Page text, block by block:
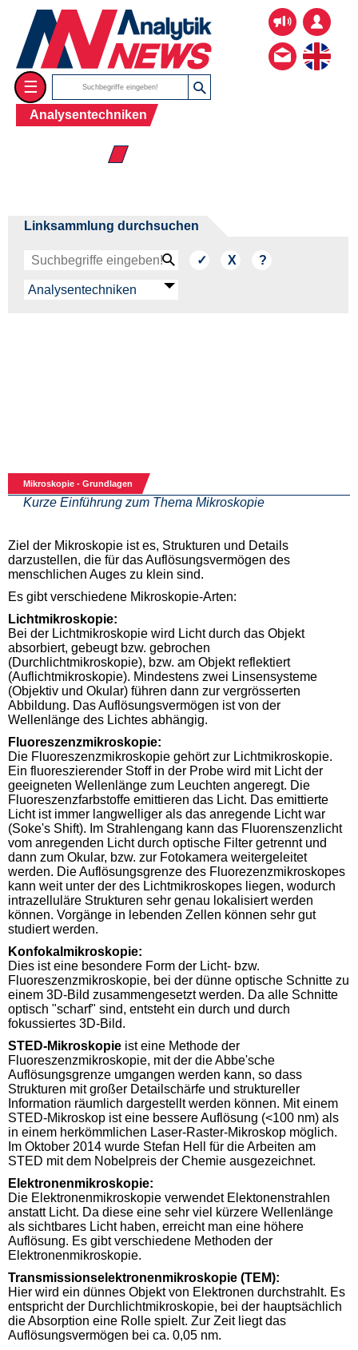
☰
Analysentechniken
☰ Mikroskopie
Linksammlung durchsuchen
Mikroskopie - Grundlagen
Kurze Einführung zum Thema Mikroskopie
Ziel der Mikroskopie ist es, Strukturen und Details
darzustellen, die für das Auflösungsvermögen des
menschlichen Auges zu klein sind.
Es gibt verschiedene Mikroskopie-Arten:
Lichtmikroskopie:
Bei der Lichtmikroskopie wird Licht durch das Objekt
absorbiert, gebeugt bzw. gebrochen
(Durchlichtmikroskopie), bzw. am Objekt reflektiert
(Auflichtmikroskopie). Mindestens zwei Linsensysteme
(Objektiv und Okular) führen dann zur vergrösserten
Abbildung. Das Auflösungsvermögen ist von der
Wellenlänge des Lichtes abhängig.
Fluoreszenzmikroskopie:
Die Fluoreszenzmikroskopie gehört zur Lichtmikroskopie.
Ein fluoreszierender Stoff in der Probe wird mit Licht der
geeigneten Wellenlänge zum Leuchten angeregt. Die
Fluoreszenzfarbstoffe emittieren das Licht. Das emittierte
Licht ist immer langwelliger als das anregende Licht war
(Soke's Shift). Im Strahlengang kann das Fluorenszenzlicht
vom anregenden Licht durch optische Filter getrennt und
dann zum Okular, bzw. zur Fotokamera weitergeleitet
werden. Die Auflösungsgrenze des Fluorezenzmikroskopes
kann weit unter der des Lichtmikroskopes liegen, wodurch
intrazelluläre Strukturen sehr genau lokalisiert werden
können. Vorgänge in lebenden Zellen können sehr gut
studiert werden.
Konfokalmikroskopie:
Dies ist eine besondere Form der Licht- bzw.
Fluoreszenzmikroskopie, bei der dünne optische Schnitte zu
einem 3D-Bild zusammengesetzt werden. Da alle Schnitte
optisch "scharf" sind, entsteht ein durch und durch
fokussiertes 3D-Bild.
STED-Mikroskopie ist eine Methode der
Fluoreszenzmikroskopie, mit der die Abbe'sche
Auflösungsgrenze umgangen werden kann, so dass
Strukturen mit großer Detailschärfe und struktureller
Information räumlich dargestellt werden können. Mit einem
STED-Mikroskop ist eine bessere Auflösung (<100 nm) als
in einem herkömmlichen Laser-Raster-Mikroskop möglich.
Im Oktober 2014 wurde Stefan Hell für die Arbeiten am
STED mit dem Nobelpreis der Chemie ausgezeichnet.
Elektronenmikroskopie:
Die Elektronenmikroskopie verwendet Elektonenstrahlen
anstatt Licht. Da diese eine sehr viel kürzere Wellenlänge
als sichtbares Licht haben, erreicht man eine höhere
Auflösung. Es gibt verschiedene Methoden der
Elektronenmikroskopie.
Transmissionselektronenmikroskopie (TEM):
Hier wird ein dünnes Objekt von Elektronen durchstrahlt. Es
entspricht der Durchlichtmikroskopie, bei der hauptsächlich
die Absorption eine Rolle spielt. Zur Zeit liegt das
Auflösungsvermögen bei ca. 0,05 nm.